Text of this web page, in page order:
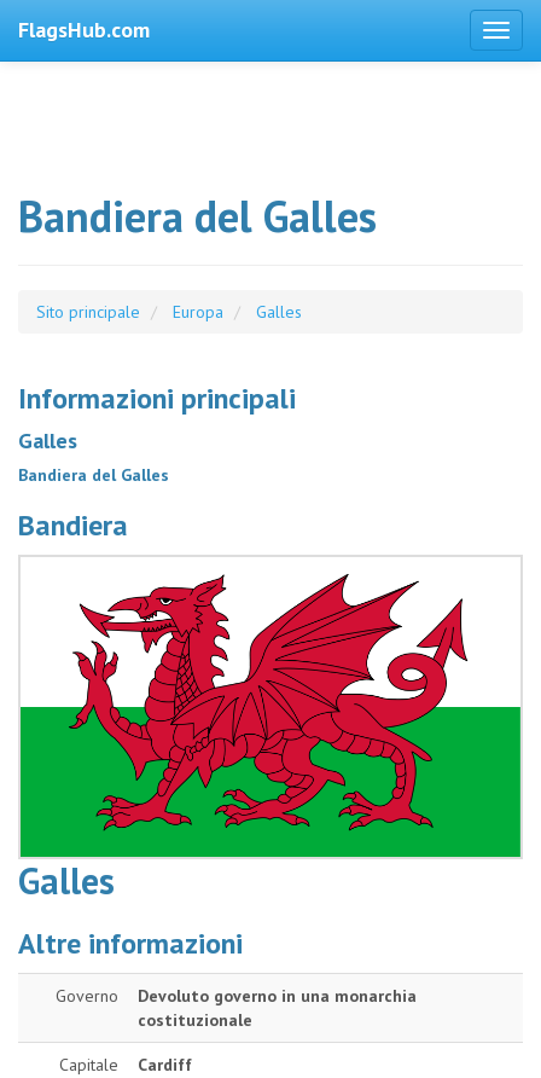
FlagsHub.com
Bandiera del Galles
Sito principale Europa Galles
Informazioni principali
Galles
Bandiera del Galles
Bandiera
Galles
Altre informazioni
Governo
Devoluto governo in una monarchia
costituzionale
Capitale Cardiff